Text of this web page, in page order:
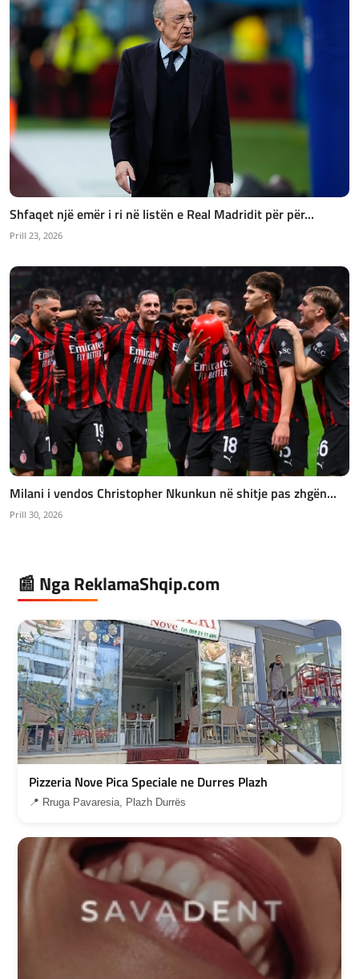
Shfaqet një emër i ri në listën e Real Madridit për për...
Prill 23, 2026
Milani i vendos Christopher Nkunkun në shitje pas zhgën...
Prill 30, 2026
📰 Nga ReklamaShqip.com
Pizzeria Nove Pica Speciale ne Durres Plazh
📍 Rruga Pavaresia, Plazh Durrës